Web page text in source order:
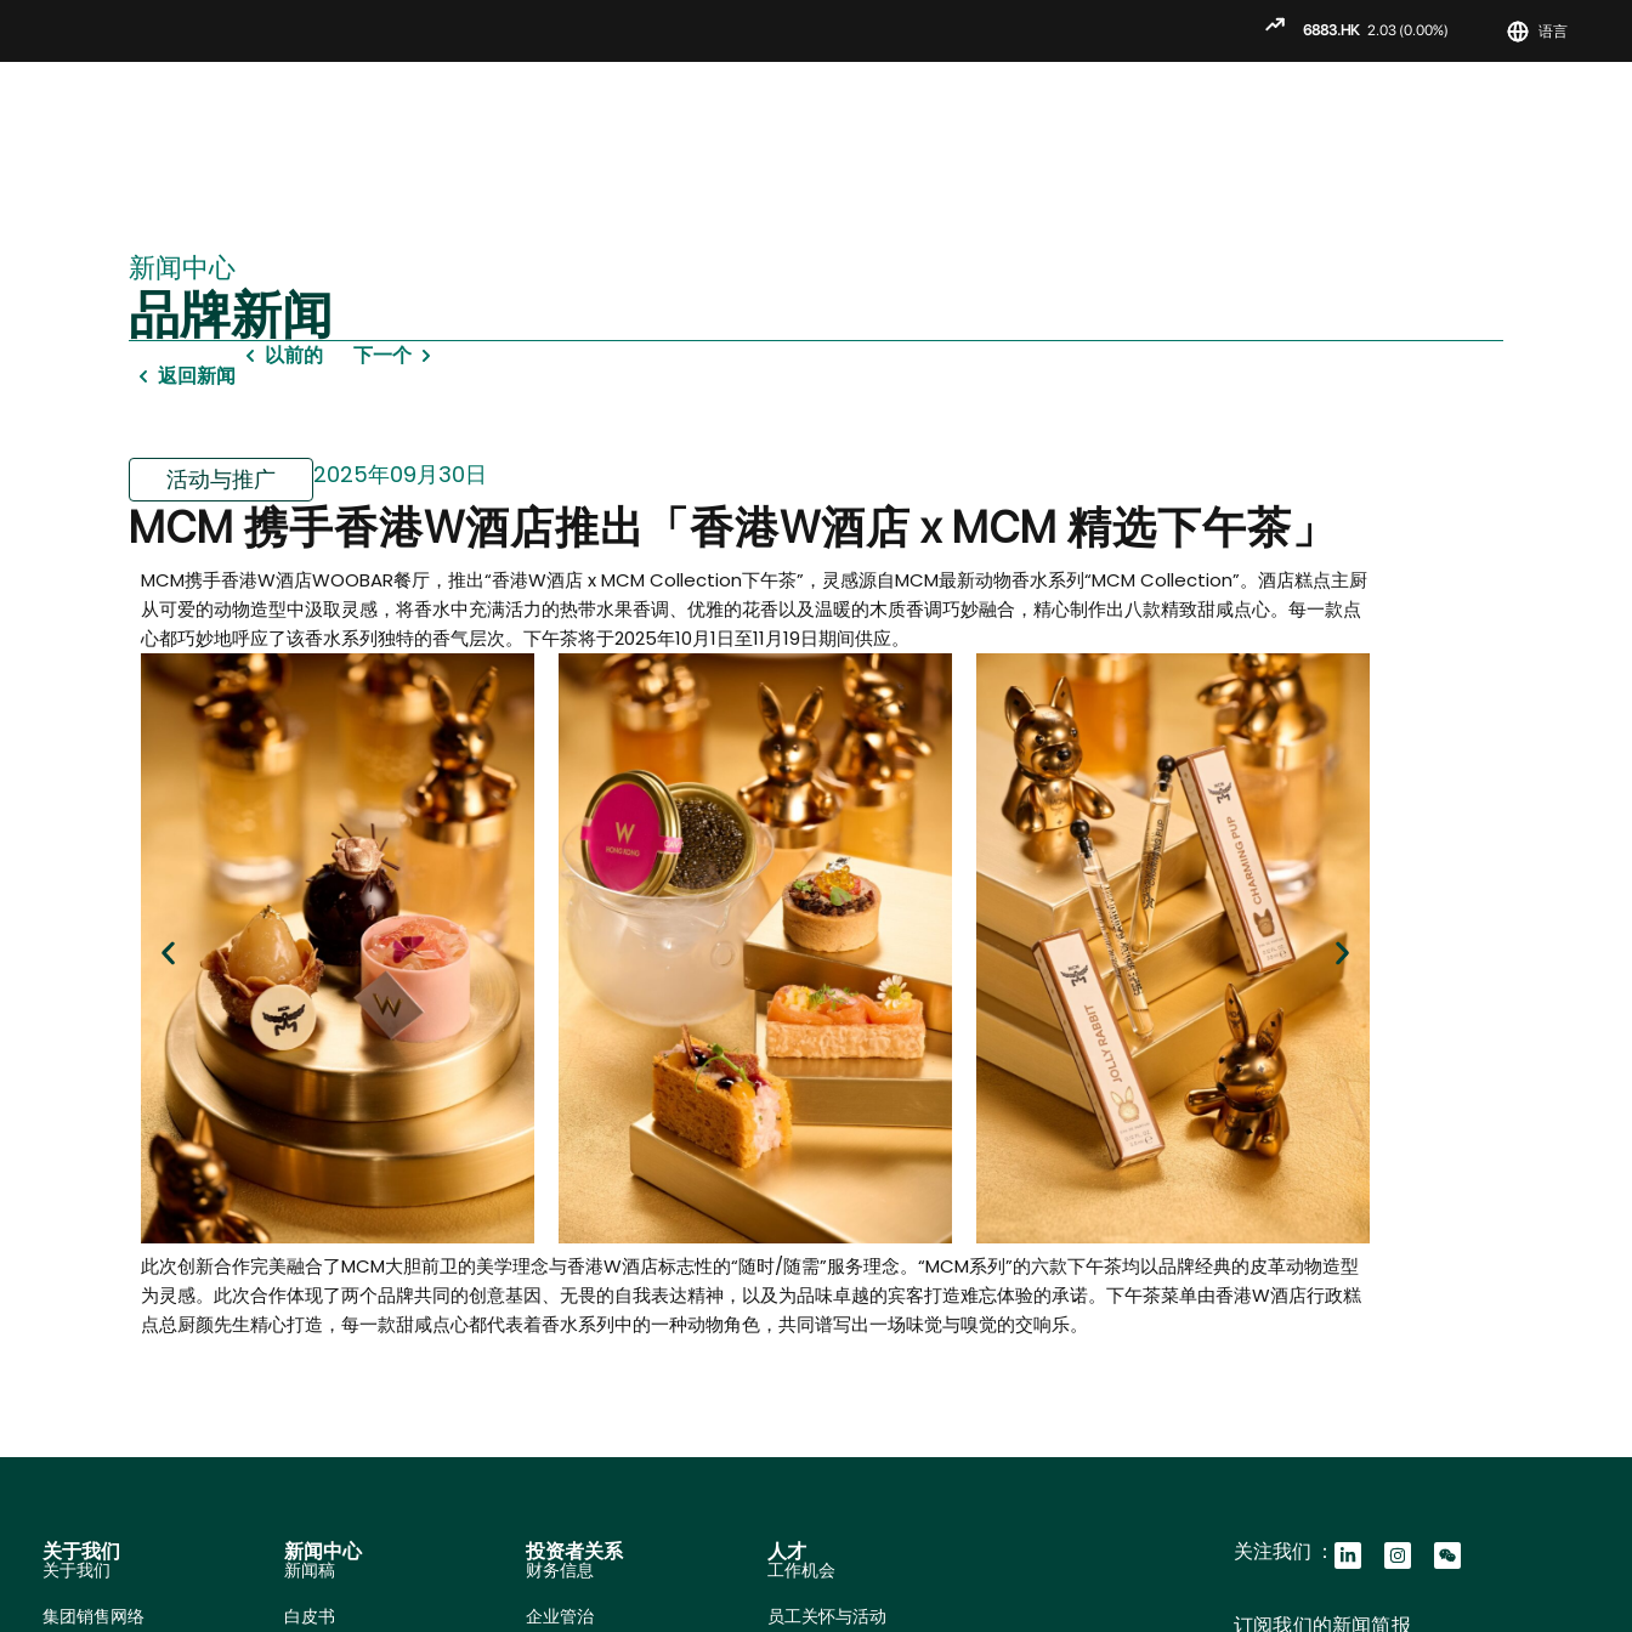
语言
ENGLISH
新闻中心
品牌新闻
返回新闻
以前的 下一个
活动与推广 2025年09月30日
MCM 携手香港W酒店推出「香港W酒店 x MCM 精选下午茶」
MCM携手香港W酒店WOOBAR餐厅，推出“香港W酒店 x MCM Collection下午茶”，灵感源自MCM最新动物香水系列“MCM Collection”。酒店糕点主厨
从可爱的动物造型中汲取灵感，将香水中充满活力的热带水果香调、优雅的花香以及温暖的木质香调巧妙融合，精心制作出八款精致甜咸点心。每一款点
心都巧妙地呼应了该香水系列独特的香气层次。下午茶将于2025年10月1日至11月19日期间供应。
此次创新合作完美融合了MCM大胆前卫的美学理念与香港W酒店标志性的“随时/随需”服务理念。“MCM系列”的六款下午茶均以品牌经典的皮革动物造型
为灵感。此次合作体现了两个品牌共同的创意基因、无畏的自我表达精神，以及为品味卓越的宾客打造难忘体验的承诺。下午茶菜单由香港W酒店行政糕
点总厨颜先生精心打造，每一款甜咸点心都代表着香水系列中的一种动物角色，共同谱写出一场味觉与嗅觉的交响乐。
关于我们
关于我们
集团销售网络
新闻中心
新闻稿
白皮书
投资者关系
财务信息
企业管治
人才
工作机会
员工关怀与活动
关注我们 ：
订阅我们的新闻简报